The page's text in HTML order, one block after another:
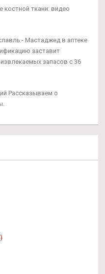
костной ткани: видео
- Мастаджед в аптеке
заставит
запасов с 36
Рассказываем о